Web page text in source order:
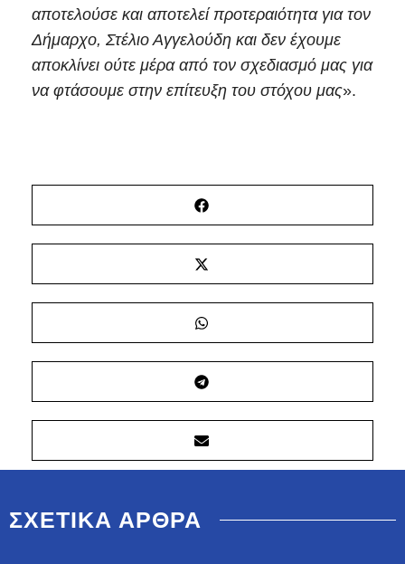
αποτελούσε και αποτελεί προτεραιότητα για τον
Δήμαρχο, Στέλιο Αγγελούδη και δεν έχουμε
αποκλίνει ούτε μέρα από τον σχεδιασμό μας για
να φτάσουμε στην επίτευξη του στόχου μας».
ΣΧΕΤΙΚΑ ΑΡΘΡΑ